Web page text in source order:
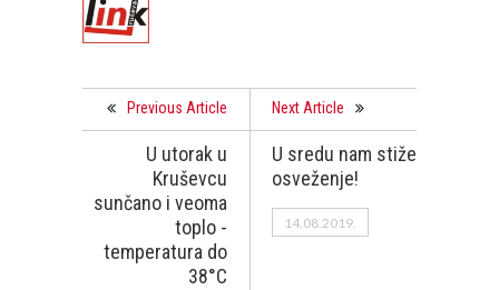
Previous Article
U utorak u
Kruševcu
sunčano i veoma
toplo -
temperatura do
38°C
Next Article
U sredu nam stiže
osveženje!
14.08.2019.